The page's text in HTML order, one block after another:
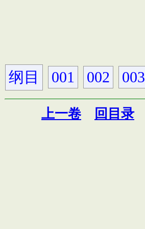
纲目 001 002 003
上一卷 回目录